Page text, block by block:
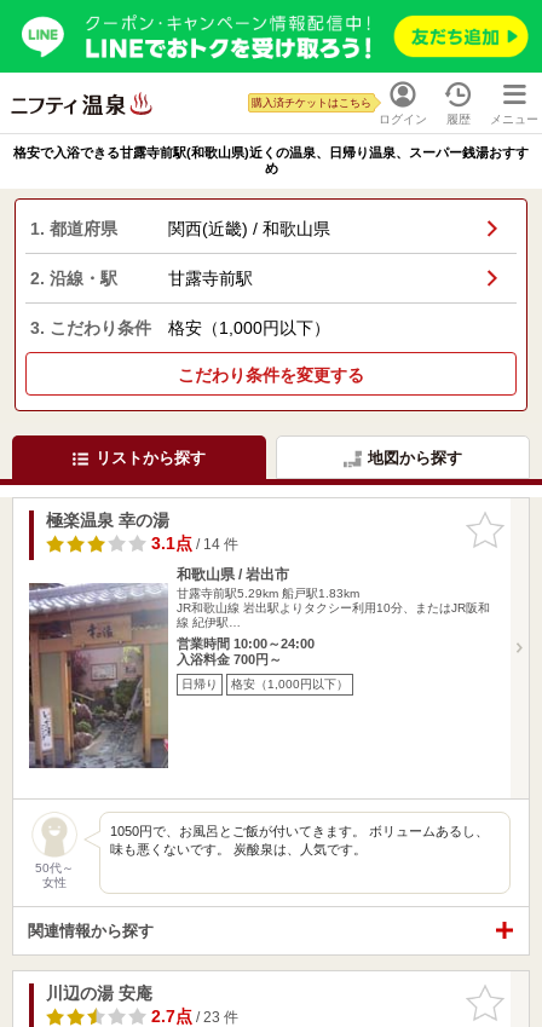
ログイン
購入済チケットはこちら
履歴 メニュー
格安で入浴できる甘露寺前駅(和歌山県)近くの温泉、日帰り温泉、スーパー銭湯おすす
め
1. 都道府県 関西(近畿) / 和歌山県
2. 沿線・駅 甘露寺前駅
3. こだわり条件 格安（1,000円以下）
こだわり条件を変更する
リストから探す 地図から探す
お気に入
りに追加
極楽温泉 幸の湯
3.1点/ 14 件
和歌山県 / 岩出市
甘露寺前駅5.29km 船戸駅1.83km
JR和歌山線 岩出駅よりタクシー利用10分、またはJR阪和
線 紀伊駅…
営業時間 10:00～24:00
入浴料金 700円～
日帰り 格安（1,000円以下）
50代～
女性
1050円で、お風呂とご飯が付いてきます。 ボリュームあるし、
味も悪くないです。 炭酸泉は、人気です。
関連情報から探す
お気に入
りに追加
川辺の湯 安庵
2.7点/ 23 件